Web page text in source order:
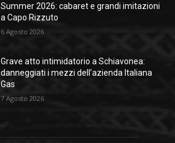
Summer 2026: cabaret e grandi imitazioni
a Capo Rizzuto
6 Agosto 2026
Grave atto intimidatorio a Schiavonea:
danneggiati i mezzi dell’azienda Italiana
Gas
7 Agosto 2026